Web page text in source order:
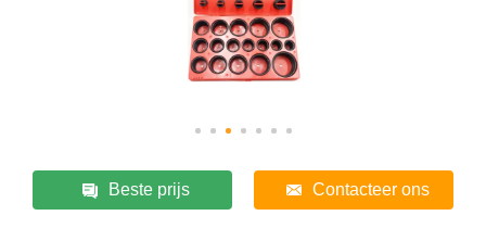
Beste prijs Contacteer ons